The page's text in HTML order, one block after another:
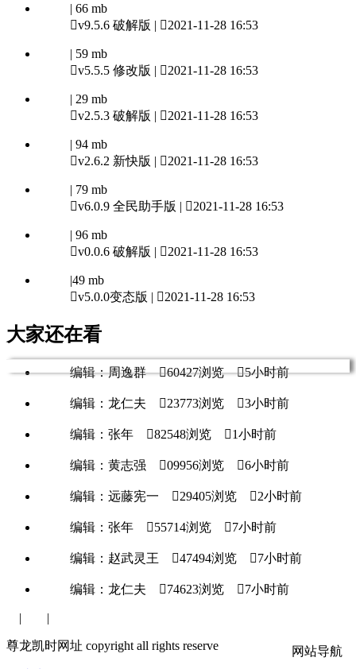
| 66 mb
v9.5.6 破解版 | 2021-11-28 16:53
| 59 mb
v5.5.5 修改版 | 2021-11-28 16:53
| 29 mb
v2.5.3 破解版 | 2021-11-28 16:53
| 94 mb
v2.6.2 新快版 | 2021-11-28 16:53
| 79 mb
v6.0.9 全民助手版 | 2021-11-28 16:53
| 96 mb
v0.0.6 破解版 | 2021-11-28 16:53
|49 mb
v5.0.0变态版 | 2021-11-28 16:53
大家还在看
编辑：周逸群60427浏览5小时前
编辑：龙仁夫 23773浏览 3小时前
编辑：张年 82548浏览 1小时前
编辑：黄志强 09956浏览 6小时前
编辑：远藤宪一 29405浏览 2小时前
编辑：张年 55714浏览 7小时前
编辑：赵武灵王 47494浏览 7小时前
编辑：龙仁夫 74623浏览 7小时前
| |
尊龙凯时网址 copyright all rights reserve
网站导航